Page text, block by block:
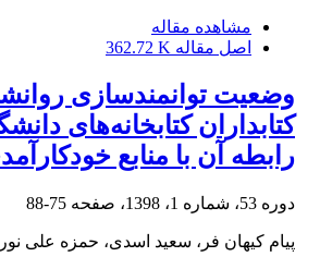
مشاهده مقاله
اصل مقاله 362.72 K
وضعیت توانمندسازی
کتابداران کتابخانه‌های
رابطه آن با منابع
دوره 53، شماره 1، 1398، صفحه 75-88
پیام کیهان فر، سعید اسدی، حمزه علی